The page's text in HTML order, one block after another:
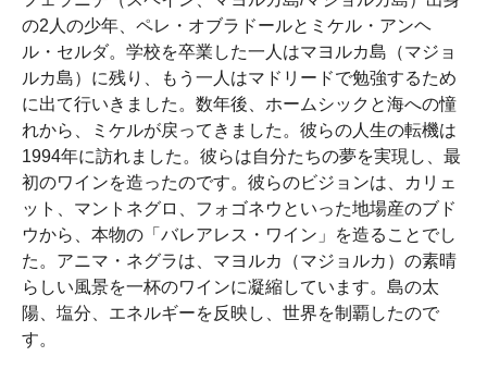
の2人の少年、ペレ・オブラドールとミケル・アンヘ
ル・セルダ。学校を卒業した一人はマヨルカ島（マジョ
ルカ島）に残り、もう一人はマドリードで勉強するため
に出て行いきました。数年後、ホームシックと海への憧
れから、ミケルが戻ってきました。彼らの人生の転機は
1994年に訪れました。彼らは自分たちの夢を実現し、最
初のワインを造ったのです。彼らのビジョンは、カリェ
ット、マントネグロ、フォゴネウといった地場産のブド
ウから、本物の「バレアレス・ワイン」を造ることでし
た。アニマ・ネグラは、マヨルカ（マジョルカ）の素晴
らしい風景を一杯のワインに凝縮しています。島の太
陽、塩分、エネルギーを反映し、世界を制覇したので
す。